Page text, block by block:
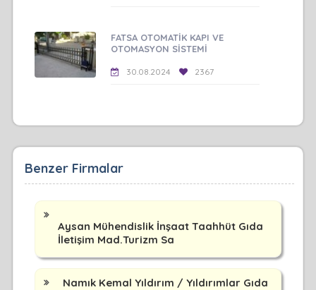
FATSA OTOMATİK KAPI VE
OTOMASYON SİSTEMİ
30.08.2024 2367
Benzer Firmalar
Aysan Mühendislik İnşaat Taahhüt Gıda
İletişim Mad.Turizm Sa
Namık Kemal Yıldırım / Yıldırımlar Gıda